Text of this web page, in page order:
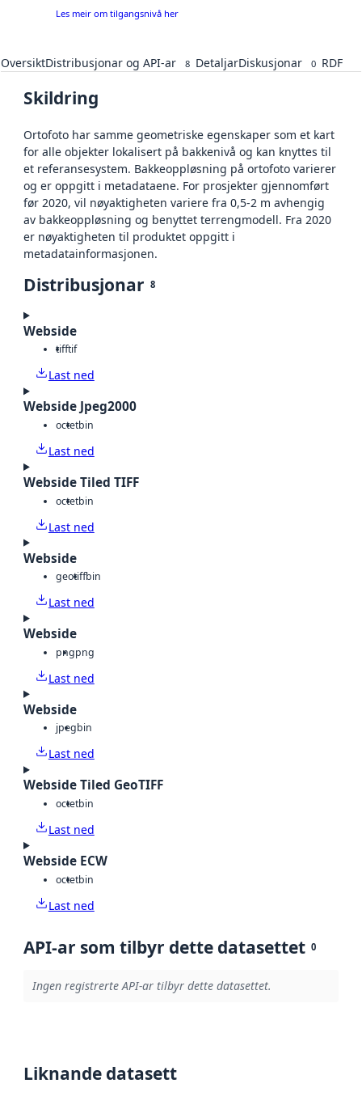
Les meir om tilgangsnivå her
OversiktDistribusjonar og API-ar 8 DetaljarDiskusjonar 0 RDF
Skildring
Ortofoto har samme geometriske egenskaper som et kart
for alle objekter lokalisert på bakkenivå og kan knyttes til
et referansesystem. Bakkeoppløsning på ortofoto varierer
og er oppgitt i metadataene. For prosjekter gjennomført
før 2020, vil nøyaktigheten variere fra 0,5-2 m avhengig
av bakkeoppløsning og benyttet terrengmodell. Fra 2020
er nøyaktigheten til produktet oppgitt i
metadatainformasjonen.
Distribusjonar 8
Webside
tifftif
Last ned
Webside Jpeg2000
octetbin
Last ned
Webside Tiled TIFF
octetbin
Last ned
Webside
geotiffbin
Last ned
Webside
pngpng
Last ned
Webside
jpegbin
Last ned
Webside Tiled GeoTIFF
octetbin
Last ned
Webside ECW
octetbin
Last ned
API-ar som tilbyr dette datasettet 0
Ingen registrerte API-ar tilbyr dette datasettet.
Liknande datasett